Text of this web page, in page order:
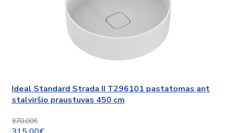
Ideal Standard Strada II T296101 pastatomas ant
stalviršio praustuvas 450 cm
370,00€